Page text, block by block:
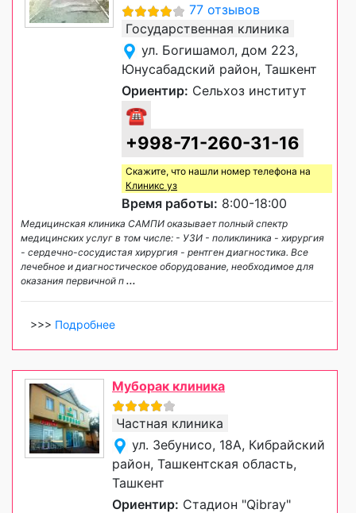
77 отзывов
Государственная клиника
ул. Богишамол, дом 223,
Юнусабадский район, Ташкент
Ориентир: Сельхоз институт
☎
+998-71-260-31-16
Скажите, что нашли номер телефона на
Клиникс уз
Время работы: 8:00-18:00
Медицинская клиника САМПИ оказывает полный спектр
медицинских услуг в том числе: - УЗИ - поликлиника - хирургия
- сердечно-сосудистая хирургия - рентген диагностика. Все
лечебное и диагностическое оборудование, необходимое для
оказания первичной п ...
>>> Подробнее
Муборак клиника
Частная клиника
ул. Зебунисо, 18A, Кибрайский
район, Ташкентская область,
Ташкент
Ориентир: Стадион "Qibray"